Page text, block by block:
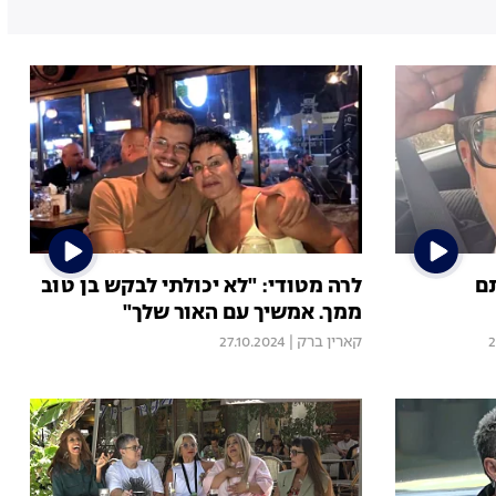
לרה מטודי: "לא יכולתי לבקש בן טוב
ממך. אמשיך עם האור שלך"
קארין ברק 27.10.2024